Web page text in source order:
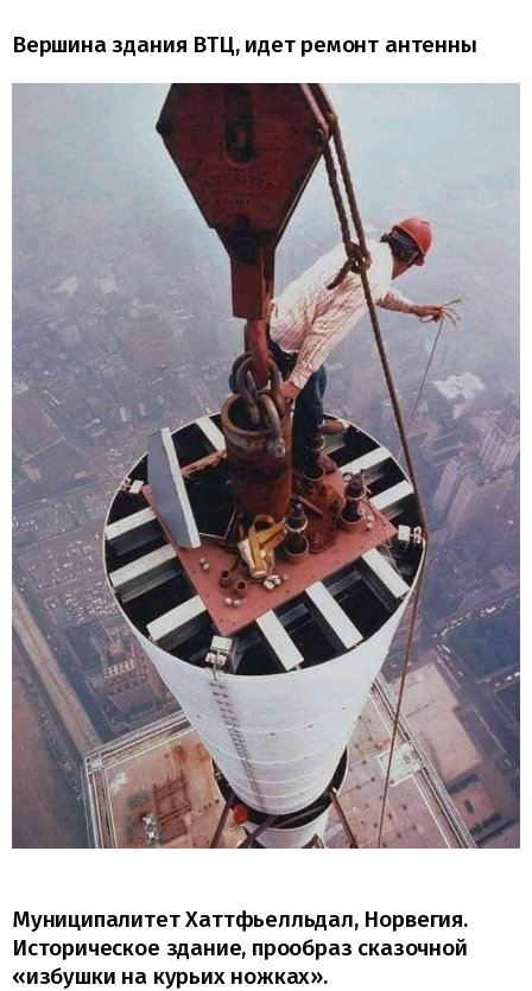
Вершина здания ВТЦ, идет ремонт антенны
Муниципалитет Хаттфьелльдал, Норвегия.
Историческое здание, прообраз сказочной
«избушки на курьих ножках».